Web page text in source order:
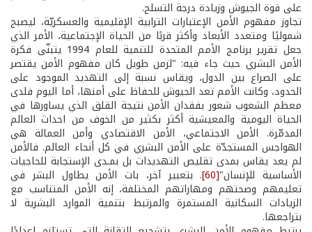
على قوة الجيوش وزيادة درجة التسلح.
تجاوز مفهوم الأمن الإعتبارات الترابية الإقليمية والعسكريّة، ليصبح
شموليًا ومتعدد الأبعاد وأكثر قربًا من الحياة الإجتماعية، الأمر الذي
جعل تقرير برنامج الأمم المتحدة للتنمية للعام 1994 يتبنّى فكرة
الأمن البشري حيث جاء فيه: "لزمن طويل كان مفهوم الأمن يقتصر
على الصراع بين الدول، ويقاس نسبة إلى التهديد الموجود على
الحدود، وكانت الأمم تعد الجيوش للحفاظ على أمنها، أما اليوم فلدى
معظم الشعوب شعور بفقدان الأمن نتيجة القلق الذي يساورها في
الحياة اليومية والمعيشية أكثر بكثير من الخوف من احداث العالم
المدمّرة. الأمن الاجتماعي، الأمن الاقتصادي وأمن العمالة هي
الهواجس المستجدّة على الأمن البشري في كل أنحاء العالم. فالأمن
لم يعد يقاس بمدى تقليص التهديدات بل بمـدى الإستجابة للحاجيات
الأساسية للإنسان"[60] . بتعبير آخر، بات الأمن يطاول البشر في
تعليمهم وصحتهم ومهاراتهم المختلفة، إنه الأمن المتناسب مع
الزيادات السكانية المستمرة والمرتبط بتنمية الموارد البشرية لا
بتراجعها.